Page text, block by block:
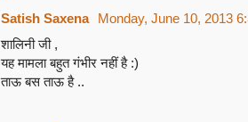
Satish Saxena Monday, June 10, 2013
शालिनी जी ,
यह मामला बहुत गंभीर नहीं है :)
ताऊ बस ताऊ है ..